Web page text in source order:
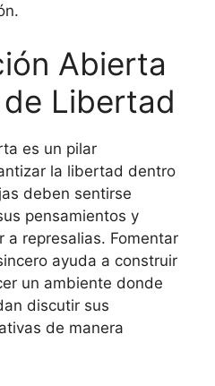
Abierta
Libertad
es un pilar
la libertad dentro
deben sentirse
pensamientos y
a represalias. Fomentar
ayuda a construir
un ambiente donde
discutir sus
de manera